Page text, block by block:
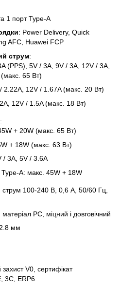
1 порт Type-A
: Power Delivery, Quick
AFC, Huawei FCP
струм:
(PPS), 5V / 3A, 9V / 3A, 12V / 3A,
65 Вт)
2.22A, 12V / 1.67A (макс. 20 Вт)
12V / 1.5A (макс. 18 Вт)
:
+ 20W (макс. 65 Вт)
+ 18W (макс. 63 Вт)
/ 3A, 5V / 3.6A
A: макс. 45W + 18W
струм 100-240 В, 0,6 А, 50/60 Гц,
PC, міцний і довговічний
мм
V0, сертифікат
3C, ERP6